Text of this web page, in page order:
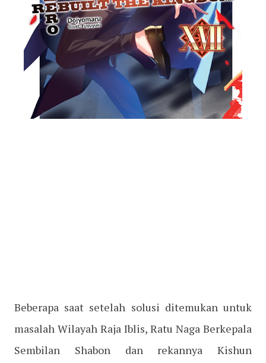
Beberapa saat setelah solusi ditemukan untuk
masalah Wilayah Raja Iblis, Ratu Naga Berkepala
Sembilan Shabon dan rekannya Kishun